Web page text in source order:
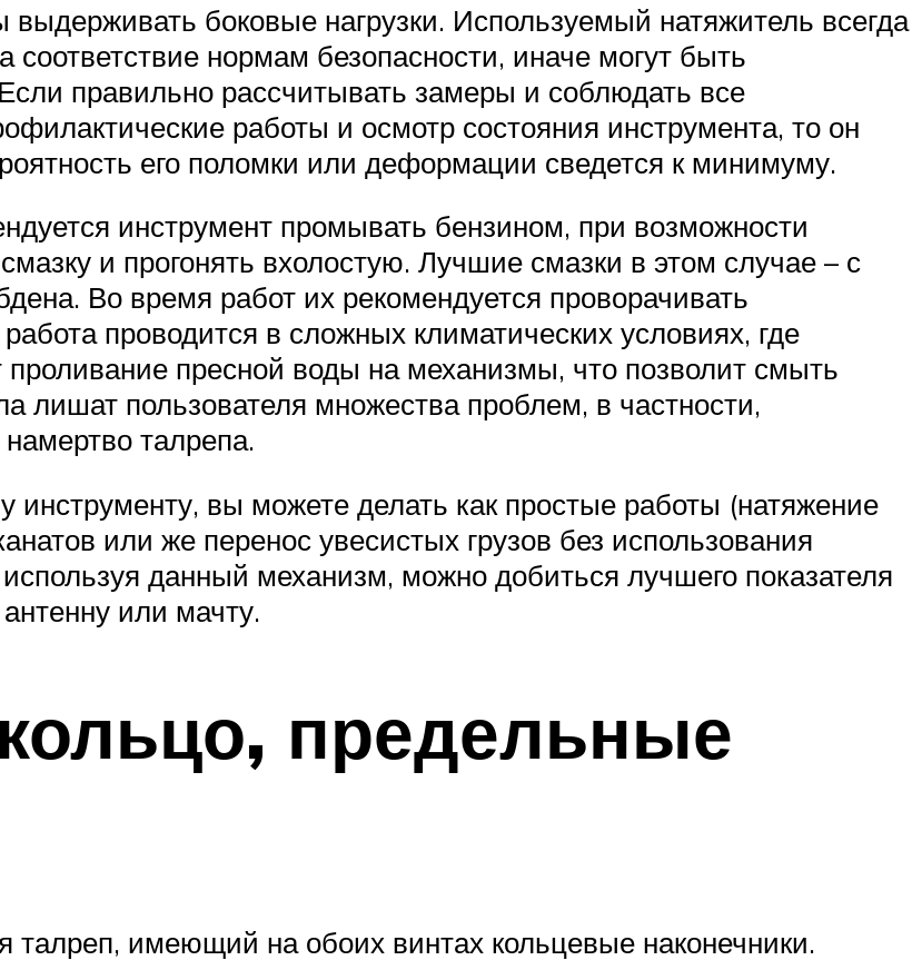
боковые нагрузки. Используемый натяжитель всегда
нормам безопасности, иначе могут быть
правильно рассчитывать замеры и соблюдать все
работы и осмотр состояния инструмента, то он
его поломки или деформации сведется к минимуму.
инструмент промывать бензином, при возможности
и прогонять вхолостую. Лучшие смазки в этом случае – с
Во время работ их рекомендуется проворачивать
проводится в сложных климатических условиях, где
пресной воды на механизмы, что позволит смыть
лишат пользователя множества проблем, в частности,
талрепа.
инструменту, вы можете делать как простые работы (натяжение
или же перенос увесистых грузов без использования
данный механизм, можно добиться лучшего показателя
или мачту.
предельные
талреп, имеющий на обоих винтах кольцевые наконечники.